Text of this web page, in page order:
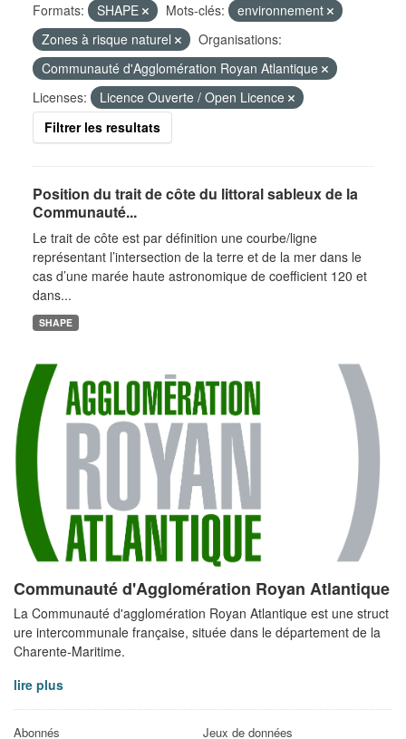
Communauté d'Agglomération Royan Atlantique
La Communauté d'agglomération Royan Atlantique est une struct
ure intercommunale française, située dans le département de la
Charente-Maritime.
lire plus
Abonnés Jeux de données
Formats: SHAPE Mots-clés:
environnement
Zones à risque naturel
Organisations:
Communauté d'Agglomération Royan Atlantique
Licenses:
Licence Ouverte / Open Licence
Filtrer les resultats
Position du trait de côte du littoral sableux de la
Communauté...
Le trait de côte est par définition une courbe/ligne
représentant l’intersection de la terre et de la mer dans le
cas d’une marée haute astronomique de coefficient 120 et
dans...
SHAPE